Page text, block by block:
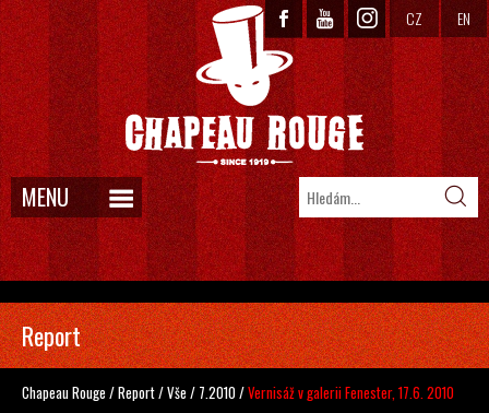
CZ EN
MENU
Report
Chapeau Rouge /Report/Vše / 7.2010/Vernisáž v galerii Fenester, 17.6. 2010